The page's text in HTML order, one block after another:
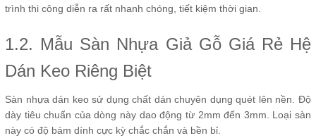
trình thi công diễn ra rất nhanh chóng, tiết kiệm thời gian.
1.2. Mẫu Sàn Nhựa Giả Gỗ Giá Rẻ Hệ
Dán Keo Riêng Biệt
Sàn nhựa dán keo sử dụng chất dán chuyên dụng quét lên nền. Độ
dày tiêu chuẩn của dòng này dao động từ 2mm đến 3mm. Loại sàn
này có độ bám dính cực kỳ chắc chắn và bền bỉ.